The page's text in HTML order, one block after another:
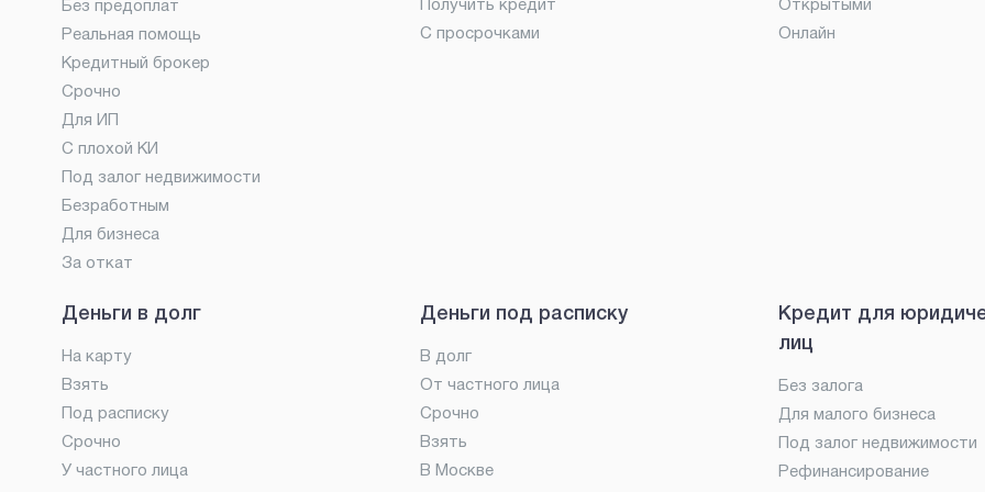
Без предоплат
Реальная помощь
Кредитный брокер
Срочно
Для ИП
С плохой КИ
Под залог недвижимости
Безработным
Для бизнеса
За откат
Получить кредит
С просрочками
Открытыми
Онлайн
Деньги в долг
На карту
Взять
Под расписку
Срочно
У частного лица
Деньги под расписку
В долг
От частного лица
Срочно
Взять
В Москве
Кредит для
лиц
Без залога
Для малого бизнеса
Под залог недвижимости
Рефинансирование